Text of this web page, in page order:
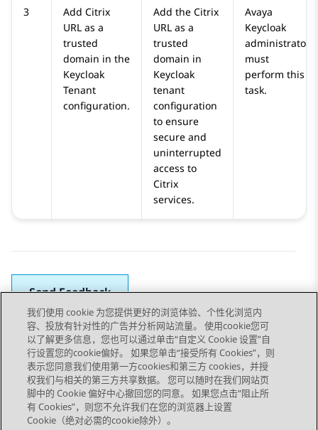
3
Add Citrix
URL as a
trusted
domain in the
Keycloak
Tenant
configuration.
Add the Citrix
URL as a
trusted
domain in
Keycloak
tenant
configuration
to ensure
secure and
uninterrupted
access to
Citrix
services.
Avaya
Keycloak
administrator
must
perform this
task.
Send Feedback
Topic navigation
上一主题 下一主题
STAY CONNECTED
我们使用 cookie 为您提供更好的浏览体验、个性化浏览内
容、投放有针对性的广告并分析网站流量。 使用cookie您可
以了解更多信息，您也可以通过单击“自定义 Cookie 设置”自
行设置您的cookie偏好。 如果您单击“接受所有 Cookies”，则
表示您同意我们使用第一方cookies和第三方 cookies，并授
权我们与相关的第三方共享数据。 您可以随时在我们网站页
脚中的 Cookie 偏好中心撤回您的同意。 如果您点击“阻止所
有 Cookies”，则您不允许我们在您的浏览器上设置
Cookie（绝对必需的cookie除外）。